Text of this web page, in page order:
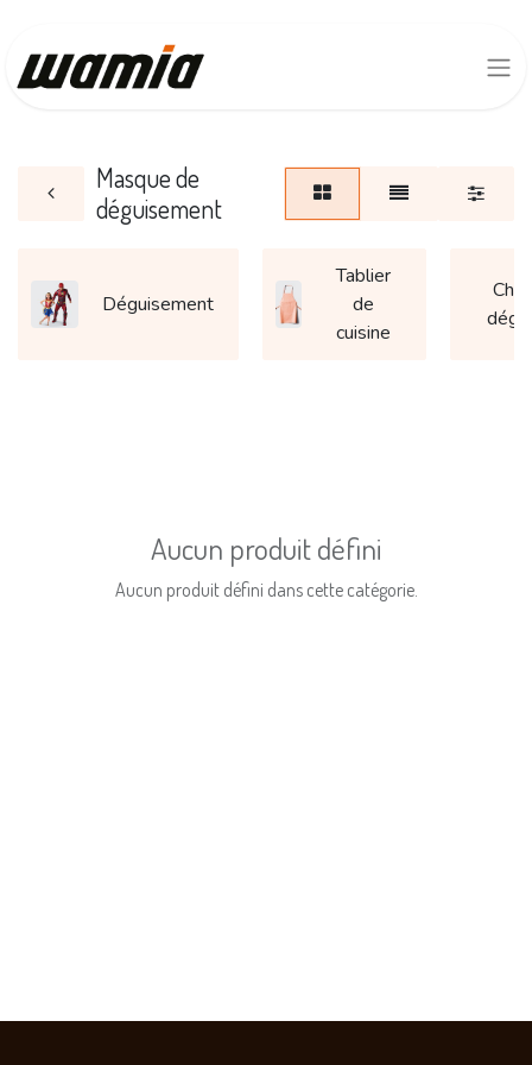
Masque de
déguisement
Déguisement
Tablier
de
cuisine
Aucun produit défini
Aucun produit défini dans cette catégorie.